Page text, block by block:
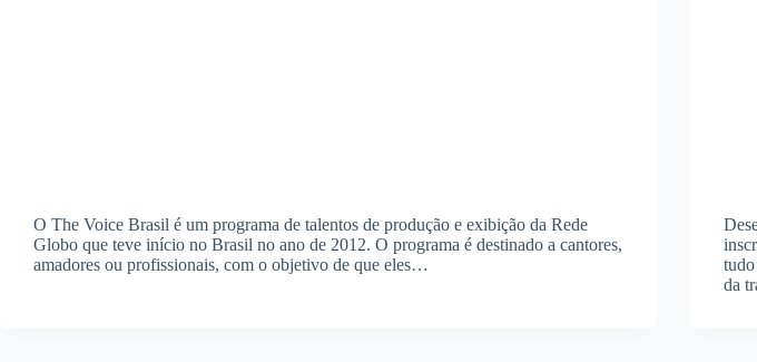
O The Voice Brasil é um programa de talentos de produção e exibição da Rede
Globo que teve início no Brasil no ano de 2012. O programa é destinado a cantores,
amadores ou profissionais, com o objetivo de que eles…
da